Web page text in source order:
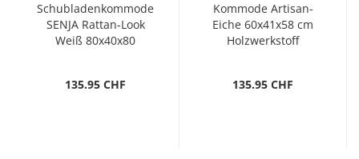
Schubladenkommode
SENJA Rattan-Look
Weiß 80x40x80
135.95 CHF
Kommode Artisan-
Eiche 60x41x58 cm
Holzwerkstoff
135.95 CHF